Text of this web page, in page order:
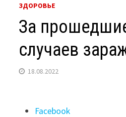
ЗДОРОВЬЕ
За
случаев
18.08.2022
Поделиться
Facebook